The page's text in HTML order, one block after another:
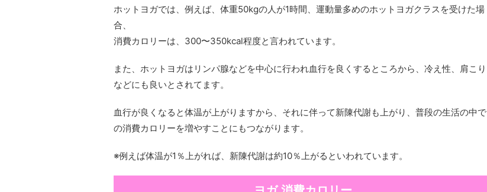
ホットヨガでは、例えば、体重50kgの人が1時間、運動量多めのホットヨガクラスを受けた場
合、
消費カロリーは、300〜350kcal程度と言われています。
また、ホットヨガはリンパ腺などを中心に行われ血行を良くするところから、冷え性、肩こり
などにも良いとされてます。
血行が良くなると体温が上がりますから、それに伴って新陳代謝も上がり、普段の生活の中で
の消費カロリーを増やすことにもつながります。
※例えば体温が1％上がれば、新陳代謝は約10％上がるといわれています。